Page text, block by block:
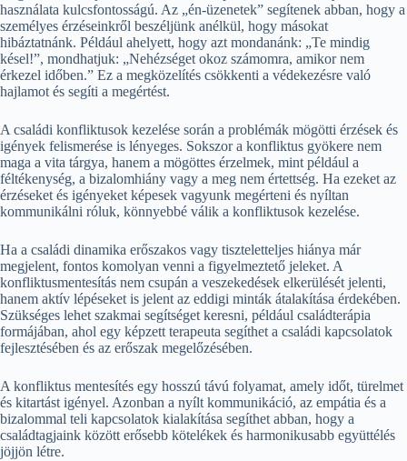
használata kulcsfontosságú. Az „én-üzenetek” segítenek abban, hogy a
személyes érzéseinkről beszéljünk anélkül, hogy másokat
hibáztatnánk. Például ahelyett, hogy azt mondanánk: „Te mindig
késel!”, mondhatjuk: „Nehézséget okoz számomra, amikor nem
érkezel időben.” Ez a megközelítés csökkenti a védekezésre való
hajlamot és segíti a megértést.
A családi konfliktusok kezelése során a problémák mögötti érzések és
igények felismerése is lényeges. Sokszor a konfliktus gyökere nem
maga a vita tárgya, hanem a mögöttes érzelmek, mint például a
féltékenység, a bizalomhiány vagy a meg nem értettség. Ha ezeket az
érzéseket és igényeket képesek vagyunk megérteni és nyíltan
kommunikálni róluk, könnyebbé válik a konfliktusok kezelése.
Ha a családi dinamika erőszakos vagy tiszteletteljes hiánya már
megjelent, fontos komolyan venni a figyelmeztető jeleket. A
konfliktusmentesítás nem csupán a veszekedések elkerülését jelenti,
hanem aktív lépéseket is jelent az eddigi minták átalakítása érdekében.
Szükséges lehet szakmai segítséget keresni, például családterápia
formájában, ahol egy képzett terapeuta segíthet a családi kapcsolatok
fejlesztésében és az erőszak megelőzésében.
A konfliktus mentesítés egy hosszú távú folyamat, amely időt, türelmet
és kitartást igényel. Azonban a nyílt kommunikáció, az empátia és a
bizalommal teli kapcsolatok kialakítása segíthet abban, hogy a
családtagjaink között erősebb kötelékek és harmonikusabb együttélés
jöjjön létre.